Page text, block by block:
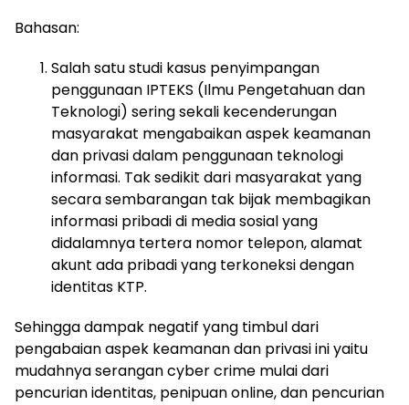
Bahasan:
Salah satu studi kasus penyimpangan
penggunaan IPTEKS (Ilmu Pengetahuan dan
Teknologi) sering sekali kecenderungan
masyarakat mengabaikan aspek keamanan
dan privasi dalam penggunaan teknologi
informasi. Tak sedikit dari masyarakat yang
secara sembarangan tak bijak membagikan
informasi pribadi di media sosial yang
didalamnya tertera nomor telepon, alamat
akunt ada pribadi yang terkoneksi dengan
identitas KTP.
Sehingga dampak negatif yang timbul dari
pengabaian aspek keamanan dan privasi ini yaitu
mudahnya serangan cyber crime mulai dari
pencurian identitas, penipuan online, dan pencurian